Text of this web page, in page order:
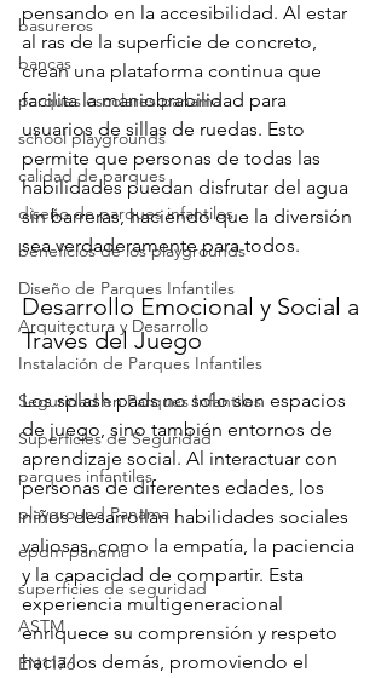
basureros
bancas
parques escolares panama
school playgrounds
calidad de parques
diseño de parques infantiles
beneficios de los playgrounds
Diseño de Parques Infantiles
Arquitectura y Desarrollo
Instalación de Parques Infantiles
Seguridad en Parques Infantiles
Superficies de Seguridad
parques infantiles
playground Panama
epdm panama
superficies de seguridad
ASTM
EN1176
pensando en la accesibilidad. Al estar
al ras de la superficie de concreto,
crean una plataforma continua que
facilita la maniobrabilidad para
usuarios de sillas de ruedas. Esto
permite que personas de todas las
habilidades puedan disfrutar del agua
sin barreras, haciendo que la diversión
sea verdaderamente para todos.
Desarrollo Emocional y Social a
Través del Juego
Los splash pads no solo son espacios
de juego, sino también entornos de
aprendizaje social. Al interactuar con
personas de diferentes edades, los
niños desarrollan habilidades sociales
valiosas, como la empatía, la paciencia
y la capacidad de compartir. Esta
experiencia multigeneracional
enriquece su comprensión y respeto
hacia los demás, promoviendo el